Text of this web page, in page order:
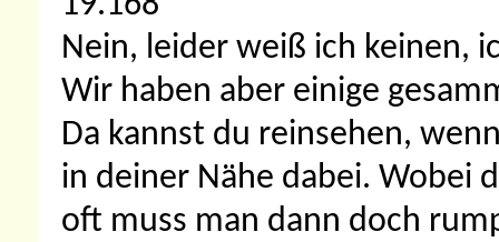
Nein, leider weiß ich keinen,
Wir haben aber einige
Da kannst du reinsehen,
in deiner Nähe dabei. Wobei
oft muss man dann doch